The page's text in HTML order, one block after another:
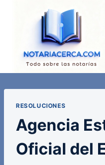
RESOLUCIONES
Agencia
Oficial del